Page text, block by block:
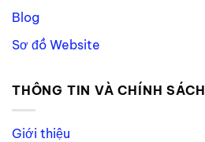
Blog
Sơ đồ Website
THÔNG TIN VÀ CHÍNH SÁCH
Giới thiệu